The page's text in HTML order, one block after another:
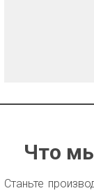
Что
Станьте